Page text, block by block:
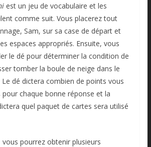
est un jeu de vocabulaire et les
comme suit. Vous placerez tout
Sam, sur sa case de départ et
espaces appropriés. Ensuite, vous
le dé pour déterminer la condition de
tomber la boule de neige dans le
dé dictera combien de points vous
chaque bonne réponse et la
quel paquet de cartes sera utilisé
vous pourrez obtenir plusieurs